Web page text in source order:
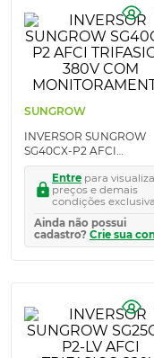
SUNGROW
INVERSOR SUNGROW
SG40CX-P2 AFCI
TRIFASICO 380V COM
MONITORAMENTO
Entre para
preços e demais
condições
Ainda não possui
cadastro? Crie sua